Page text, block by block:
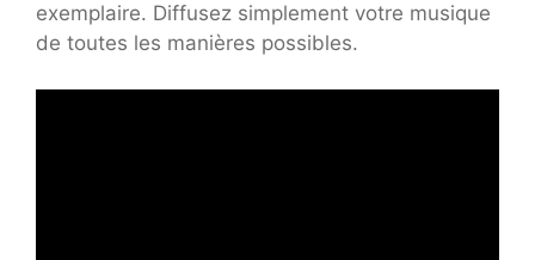
exemplaire. Diffusez simplement votre musique
de toutes les manières possibles.